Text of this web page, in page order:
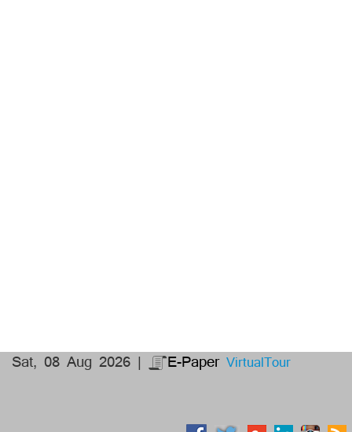
Sat, 08 Aug 2026 | E-Paper VirtualTour